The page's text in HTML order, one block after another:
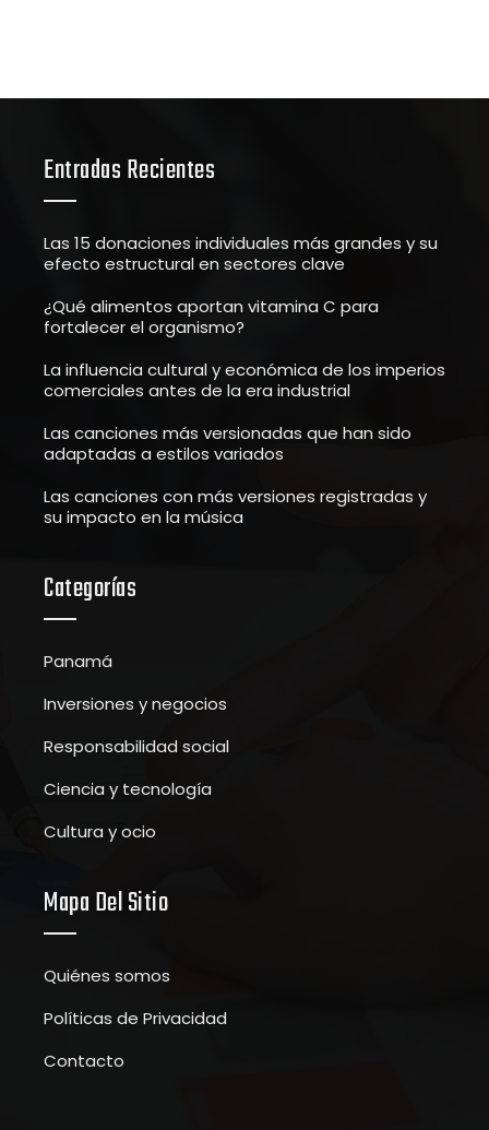
Entradas Recientes
Las 15 donaciones individuales más grandes y su
efecto estructural en sectores clave
¿Qué alimentos aportan vitamina C para
fortalecer el organismo?
La influencia cultural y económica de los imperios
comerciales antes de la era industrial
Las canciones más versionadas que han sido
adaptadas a estilos variados
Las canciones con más versiones registradas y
su impacto en la música
Categorías
Panamá
Inversiones y negocios
Responsabilidad social
Ciencia y tecnología
Cultura y ocio
Mapa Del Sitio
Quiénes somos
Políticas de Privacidad
Contacto